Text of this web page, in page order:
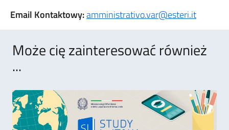
Email Kontaktowy:amministrativo.var@esteri.it
Może cię zainteresować również
...